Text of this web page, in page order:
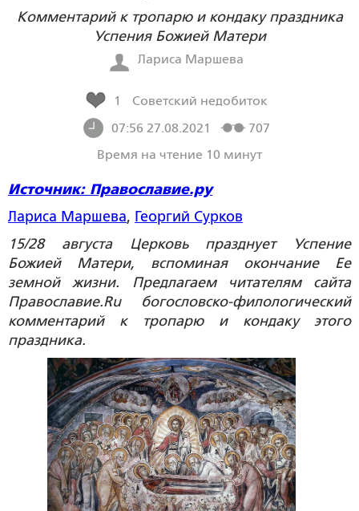
Комментарий к тропарю и кондаку праздника
Успения Божией Матери
Лариса Маршева
1
Советский недобиток
07:56 27.08.2021
707
Время на чтение 10 минут
Источник: Православие.ру
Лариса Маршева, Георгий Сурков
15/28 августа Церковь празднует Успение
Божией Матери, вспоминая окончание Ее
земной жизни. Предлагаем читателям сайта
Православие.Ru богословско-филологический
комментарий к тропарю и кондаку этого
праздника.